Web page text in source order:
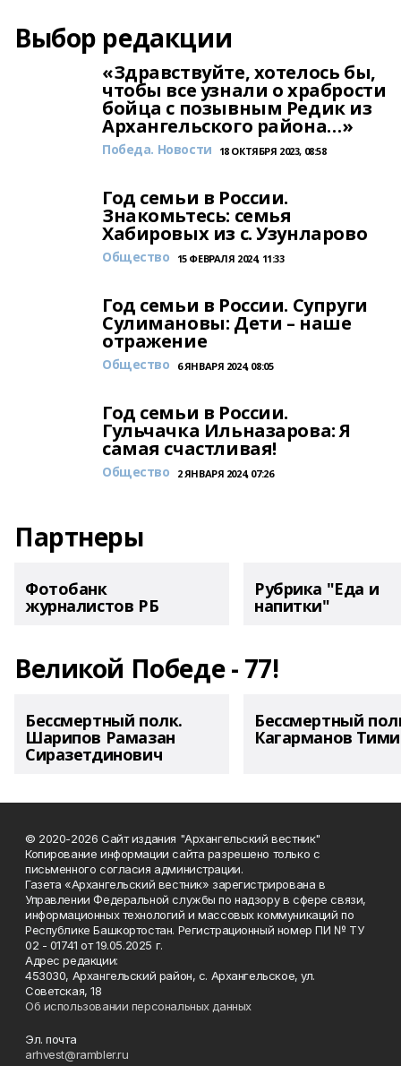
Выбор редакции
«Здравствуйте, хотелось бы,
чтобы все узнали о храбрости
бойца с позывным Редик из
Архангельского района…»
Победа. Новости 18 ОКТЯБРЯ 2023, 08:58
Год семьи в России.
Знакомьтесь: семья
Хабировых из с. Узунларово
Общество 15 ФЕВРАЛЯ 2024, 11:33
Год семьи в России. Супруги
Сулимановы: Дети – наше
отражение
Общество 6 ЯНВАРЯ 2024, 08:05
Год семьи в России.
Гульчачка Ильназарова: Я
самая счастливая!
Общество 2 ЯНВАРЯ 2024, 07:26
Партнеры
Фотобанк
журналистов РБ
Рубрика "Еда и
напитки"
Великой Победе - 77!
Бессмертный полк.
Шарипов Рамазан
Сиразетдинович
Бессмертный
Кагарманов
© 2020-2026 Сайт издания "Архангельский вестник"
Копирование информации сайта разрешено только с
письменного согласия администрации.
Газета «Архангельский вестник» зарегистрирована в
Управлении Федеральной службы по надзору в сфере связи,
информационных технологий и массовых коммуникаций по
Республике Башкортостан. Регистрационный номер ПИ № ТУ
02 - 01741 от 19.05.2025 г.
Адрес редакции:
453030, Архангельский район, с. Архангельское, ул.
Советская, 18
Об использовании персональных данных
Эл. почта
arhvest@rambler.ru